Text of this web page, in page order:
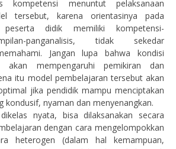
kompetensi menuntut pelaksanaan
tersebut, karena orientasinya pada
didik memiliki kompetensi-
panganalisis, tidak sekedar
Jangan lupa bahwa kondisi
akan mempengaruhi pemikiran dan
itu model pembelajaran tersebut akan
jika pendidik mampu menciptakan
kondusif, nyaman dan menyenangkan.
nyata, bisa dilaksanakan secara
dengan cara mengelompokkan
heterogen (dalam hal kemampuan,